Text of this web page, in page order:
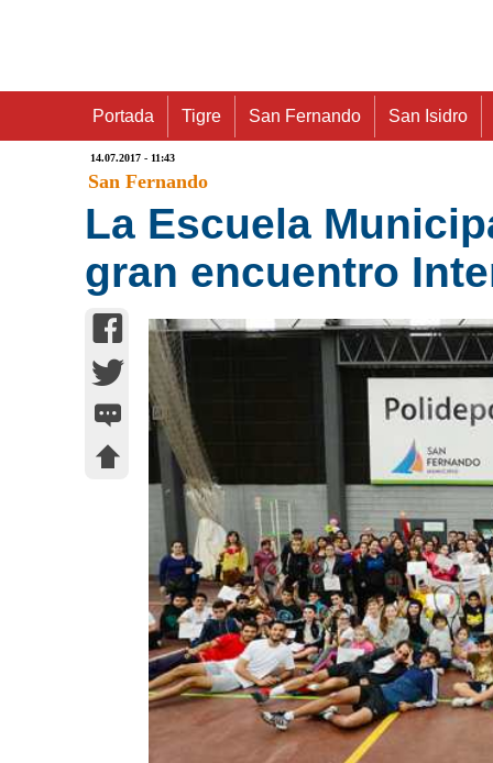
Portada Tigre San Fernando San Isidro
14.07.2017 - 11:43
San Fernando
La Escuela
gran encuentro